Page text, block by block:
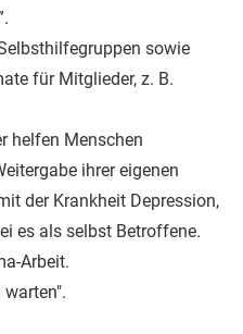
sowie
für Mitglieder, z. B.
helfen Menschen
ihrer eigenen
der Krankheit Depression,
es als selbst Betroffene.
Arbeit.